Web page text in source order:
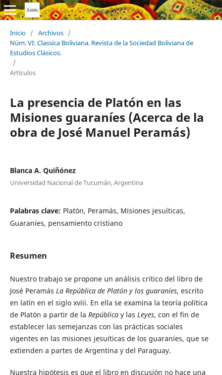
Inicio / Archivos /
Núm. VI: Classica Boliviana. Revista de la Sociedad Boliviana de
Estudios Clásicos.
/
Artículos
La presencia de Platón en las
Misiones guaraníes (Acerca de la
obra de José Manuel Peramás)
Blanca A. Quiñónez
Universidad Nacional de Tucumán, Argentina
Palabras clave: Platón, Peramás, Misiones jesuíticas,
Guaraníes, pensamiento cristiano
Resumen
Nuestro trabajo se propone un análisis crítico del libro de
José Peramás La República de Platón y los guaraníes, escrito
en latín en el siglo xviii. En ella se examina la teoría política
de Platón a partir de la República y las Leyes, con el fin de
establecer las semejanzas con las prácticas sociales
vigentes en las misiones jesuíticas de los guaraníes, que se
extienden a partes de Argentina y del Paraguay.
Nuestra hipótesis es que el libro en discusión no hace una